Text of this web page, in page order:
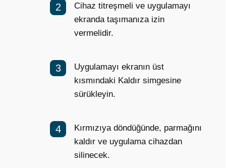
Cihaz titreşmeli ve uygulamayı
ekranda taşımanıza izin
vermelidir.
Uygulamayı ekranın üst
kısmındaki Kaldır simgesine
sürükleyin.
Kırmızıya döndüğünde, parmağını
kaldır ve uygulama cihazdan
silinecek.